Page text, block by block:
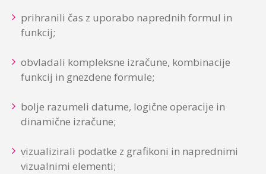
prihranili čas z uporabo naprednih formul in
funkcij;
obvladali kompleksne izračune, kombinacije
funkcij in gnezdene formule;
bolje razumeli datume, logične operacije in
dinamične izračune;
vizualizirali podatke z grafikoni in naprednimi
vizualnimi elementi;